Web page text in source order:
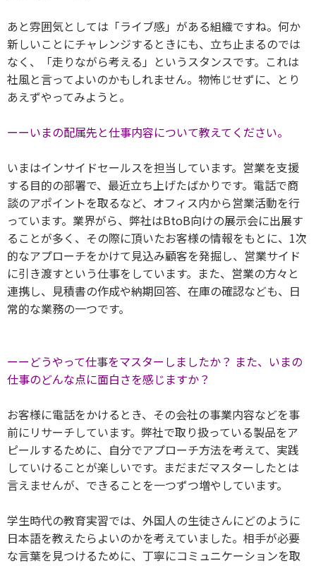
あと雰囲気としては「ライブ感」がある組織ですね。何か
新しいことにチャレンジするときにも、立ち止まるのでは
なく、「走りながら考える」という スタンスです。これは
社風と言ってよいのかもしれません。物怖じせずに、とり
あえずやってみようと。
ーーいまの配属先と仕事内容について教えてください。
いまはインサイドセールスを担当しています。営業を支援
する目的の部署で、最近立ち上げたばかりです。電話で商
談のアポイントを取るなど、オフィス内から営業活動を行
っています。業界がら、弊社はBtoB向けの展示会に出展す
ることが多く、その際に頂いたお客様の情報をもとに、1次
的なアプローチをかけて見込み顧客を発掘し、営業サイド
に引き渡すという仕事をしています。また、営業の方々と
連携し、見積書の作成や納期回答、在庫の確認なども、日
常的な業務の一つです。
ーーどうやって仕事をマスターしましたか？ また、いまの
仕事のどんな点に面白さを感じますか？
お客様に電話をかけるとき、その会社の事業内容などを事
前にリサーチしています。弊社で取り扱っている製品をア
ピールするために、自分でアプローチ方法を考えて、実践
していけることが楽しいです。まだまだマスターしたとは
言えませんが、できることを一つずつ増やしています。
学生時代の教育実習では、外国人の生徒さんにどのように
日本語を教えたらよいのかを考えていました。相手が必要
な言葉を見つけるために、丁寧にコミュニケーションを取